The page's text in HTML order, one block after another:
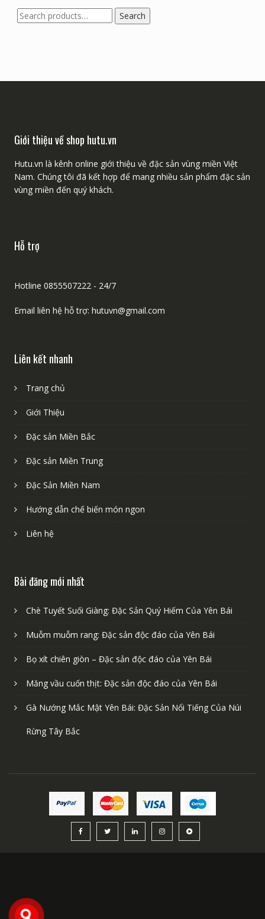
Search
for:
Search
Giới thiệu về shop hutu.vn
Hutu.vn là kênh online giới thiệu về đặc sản vùng miền Việt
Nam. Chúng tôi đã kết hợp để mang nhiều sản phẩm đặc sản
vùng miền đến quý khách.
Hỗ trợ
Hotline 0855507222 - 24/7
Email liên hệ hỗ trợ: hutuvn@gmail.com
Liên kết nhanh
Trang chủ
Giới Thiệu
Đặc sản Miền Bắc
Đặc sản Miền Trung
Đặc Sản Miền Nam
Hướng dẫn chế biến món ngon
Liên hệ
Bài đăng mới nhất
Chè Tuyết Suối Giàng: Đặc Sản Quý Hiếm Của Yên Bái
Muỗm muỗm rang: Đặc sản độc đáo của Yên Bái
Bọ xít chiên giòn – Đặc sản độc đáo của Yên Bái
Măng vầu cuốn thịt: Đặc sản độc đáo của Yên Bái
Gà Nướng Mắc Mật Yên Bái: Đặc Sản Nổi Tiếng Của Núi
Rừng Tây Bắc